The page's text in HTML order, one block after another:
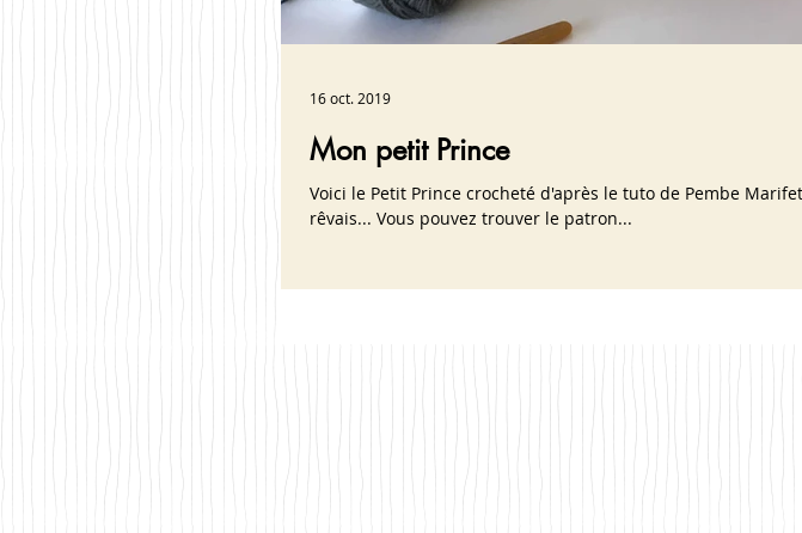
Mon petit Prince
Voici le Petit Prince crocheté d'après le tuto de Pembe
rêvais... Vous pouvez trouver le patron...
16 oct. 2019